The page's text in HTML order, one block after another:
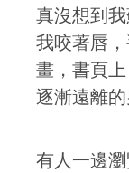
真沒想到
我咬著唇
畫，書頁
逐漸遠離的
有人一邊